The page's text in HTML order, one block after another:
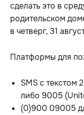
сделать это в
родительском
в четверг, 31
Платформы для
SMS с текстом
либо 9005
(0)900 09005